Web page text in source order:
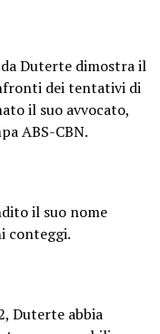
Duterte dimostra il
dei tentativi di
il suo avvocato,
ABS-CBN.
il suo nome
conteggi.
Duterte abbia